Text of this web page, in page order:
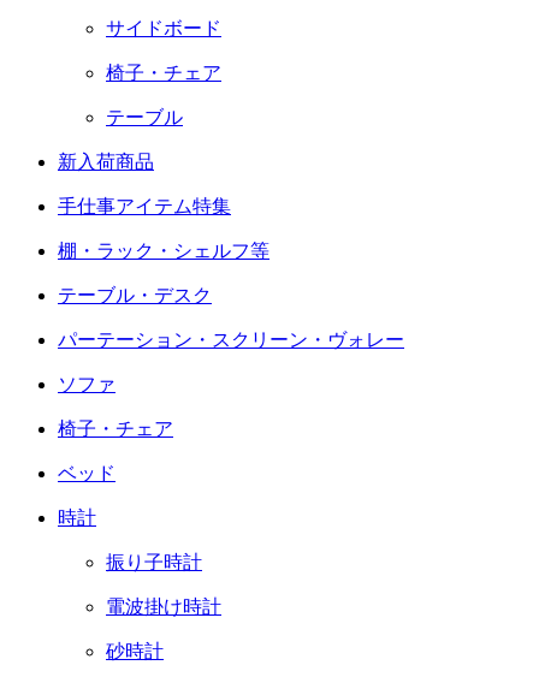
サイドボード
椅子・チェア
テーブル
新入荷商品
手仕事アイテム特集
棚・ラック・シェルフ等
テーブル・デスク
パーテーション・スクリーン・ヴォレー
ソファ
椅子・チェア
ベッド
時計
振り子時計
電波掛け時計
砂時計